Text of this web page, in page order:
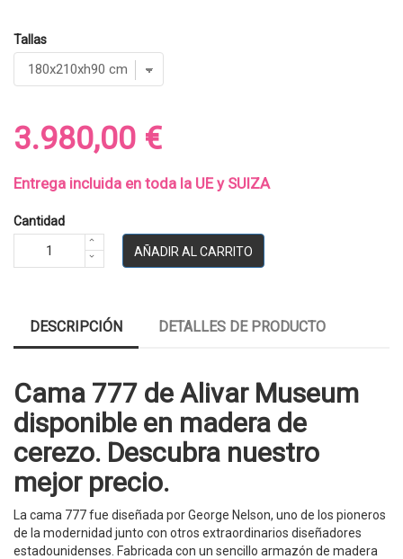
Tallas
3.980,00 €
Entrega incluida en toda la UE y SUIZA
Cantidad
AÑADIR AL CARRITO
DESCRIPCIÓN DETALLES DE PRODUCTO
Cama 777 de Alivar Museum
disponible en madera de
cerezo. Descubra nuestro
mejor precio.
La cama 777 fue diseñada por George Nelson, uno de los pioneros
de la modernidad junto con otros extraordinarios diseñadores
estadounidenses. Fabricada con un sencillo armazón de madera